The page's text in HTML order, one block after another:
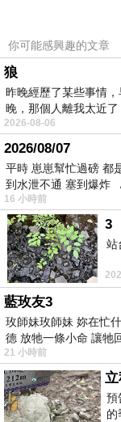
你可能感興趣的文章
狼
昨晚經歷了某些事情
晚，那個人離我太近
2026-08-06
2026/08/07
平時 崽崽幫忙過磅 都
到水泄不通 塞到爆
16 小時前
3
站
藍玫友3
玫師妹玫師妹 妳在忙
德 放牠一條小命 讓牠
21 小時前
預
的